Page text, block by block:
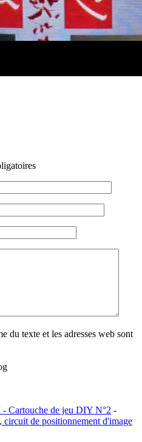
du texte et les adresses web sont
Cartouche de jeu DIY N°2 -
circuit de positionnement d'image